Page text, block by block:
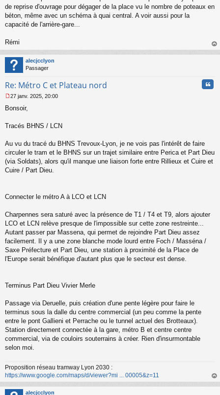
de reprise d'ouvrage pour dégager de la place vu le nombre de poteaux en
béton, même avec un schéma à quai central. A voir aussi pour la
capacité de l'arrière-gare...
Rémi
au
alecjcclyon
Passager
Re: Métro C et Plateau nord
e
s
e
n
o
n
27 janv. 2025, 20:00
Bonsoir,
Tracés BHNS / LCN
Au vu du tracé du BHNS Trevoux-Lyon, je ne vois pas l'intérêt de faire
circuler le tram et le BHNS sur un trajet similaire entre Perica et Part Dieu
(via Soldats), alors qu'il manque une liaison forte entre Rillieux et Cuire et
Cuire / Part Dieu.
Connecter le métro A à LCO et LCN
Charpennes sera saturé avec la présence de T1 / T4 et T9, alors ajouter
LCO et LCN relève presque de l'impossible sur cette zone restreinte...
Autant passer par Massena, qui permet de rejoindre Part Dieu assez
facilement. Il y a une zone blanche mode lourd entre Foch / Masséna /
Saxe Préfecture et Part Dieu, une station à proximité de la Place de
l'Europe serait bénéfique d'autant plus que le secteur est dense.
Terminus Part Dieu Vivier Merle
Passage via Deruelle, puis création d'une pente légère pour faire le
terminus sous la dalle du centre commercial (un peu comme la pente
entre le pont Gallieni et Perrache ou le tunnel actuel des Brotteaux).
Station directement connectée à la gare, métro B et centre centre
commercial, via de couloirs souterrains à créer. Rien d'insurmontable
selon moi.
Proposition réseau tramway Lyon 2030 :
https://www.google.com/maps/d/viewer?mi ... 00005&z=11
au
alecjcclyon